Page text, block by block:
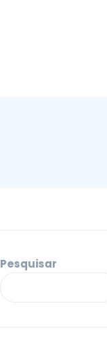
Pesquisar